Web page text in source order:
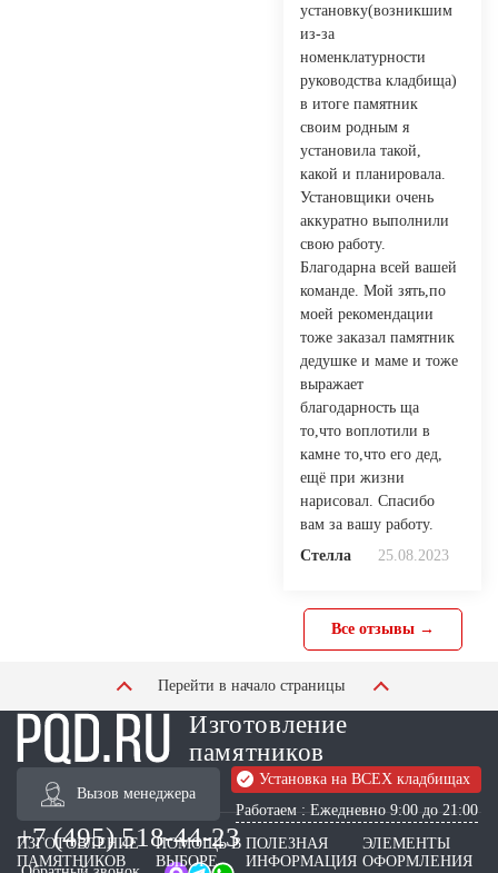
установку(возникшим
из-за
номенклатурности
руководства кладбища)
в итоге памятник
своим родным я
установила такой,
какой и планировала.
Установщики очень
аккуратно выполнили
свою работу.
Благодарна всей вашей
команде. Мой зять,по
моей рекомендации
тоже заказал памятник
дедушке и маме и тоже
выражает
благодарность ща
то,что воплотили в
камне то,что его дед,
ещё при жизни
нарисовал. Спасибо
вам за вашу работу.
Стелла
25.08.2023
Все отзывы →
Перейти в начало страницы
Изготовление
памятников
Вызов менеджера
Установка на ВСЕХ кладбищах
Работаем : Ежедневно 9:00 до 21:00
+7 (495) 518-44-23
ИЗГОТОВЛЕНИЕ
ПАМЯТНИКОВ
ПОМОЩЬ В
ВЫБОРЕ
ПОЛЕЗНАЯ
ИНФОРМАЦИЯ
ЭЛЕМЕНТЫ
ОФОРМЛЕНИЯ